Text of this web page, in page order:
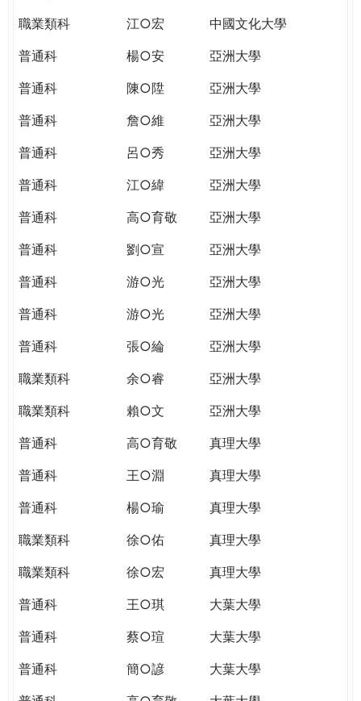
職業類科
江○宏
中國文化大學
普通科
楊○安
亞洲大學
普通科
陳○陞
亞洲大學
普通科
詹○維
亞洲大學
普通科
呂○秀
亞洲大學
普通科
江○緯
亞洲大學
普通科
高○育敬
亞洲大學
普通科
劉○宣
亞洲大學
普通科
游○光
亞洲大學
普通科
游○光
亞洲大學
普通科
張○綸
亞洲大學
職業類科
余○睿
亞洲大學
職業類科
賴○文
亞洲大學
普通科
高○育敬
真理大學
普通科
王○淵
真理大學
普通科
楊○瑜
真理大學
職業類科
徐○佑
真理大學
職業類科
徐○宏
真理大學
普通科
王○琪
大葉大學
普通科
蔡○瑄
大葉大學
普通科
簡○諺
大葉大學